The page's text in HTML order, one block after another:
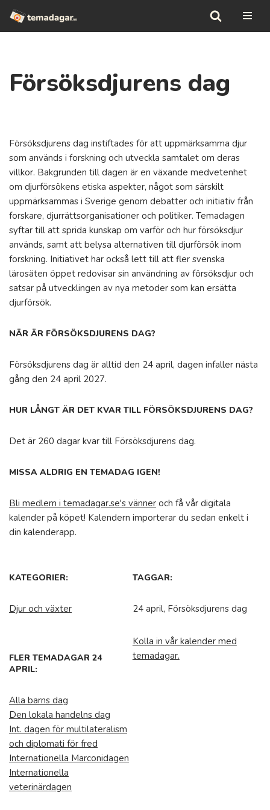
Hoppa
Försöksdjurens dag
Försöksdjurens dag instiftades för att uppmärksamma djur
som används i forskning och utveckla samtalet om deras
villkor. Bakgrunden till dagen är en växande medvetenhet
om djurförsökens etiska aspekter, något som särskilt
uppmärksammas i Sverige genom debatter och initiativ från
forskare, djurrättsorganisationer och politiker. Temadagen
syftar till att sprida kunskap om varför och hur försöksdjur
används, samt att belysa alternativen till djurförsök inom
forskning. Initiativet har också lett till att fler svenska
lärosäten öppet redovisar sin användning av försöksdjur och
satsar på utvecklingen av nya metoder som kan ersätta
djurförsök.
NÄR ÄR FÖRSÖKSDJURENS DAG?
Försöksdjurens dag är alltid den 24 april, dagen infaller nästa
gång den 24 april 2027.
HUR LÅNGT ÄR DET KVAR TILL FÖRSÖKSDJURENS DAG?
Det är 260 dagar kvar till Försöksdjurens dag.
MISSA ALDRIG EN TEMADAG IGEN!
Bli medlem i temadagar.se's vänner och få vår digitala
kalender på köpet! Kalendern importerar du sedan enkelt i
din kalenderapp.
KATEGORIER:
Djur och växter
TAGGAR:
24 april, Försöksdjurens dag
FLER TEMADAGAR 24
APRIL:
Alla barns dag
Den lokala handelns dag
Int. dagen för multilateralism
och diplomati för fred
Internationella Marconidagen
Internationella
veterinärdagen
Kolla in vår kalender med
temadagar.